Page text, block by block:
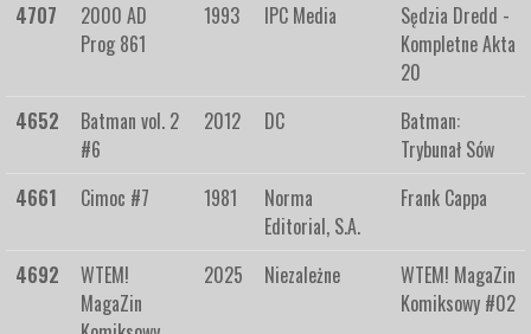
4707
2000 AD
Prog 861
1993 IPC Media
Sędzia Dredd -
Kompletne Akta
20
4652
Batman vol. 2
#6
2012 DC
Batman:
Trybunał Sów
4661
Cimoc #7 1981
Norma
Editorial, S.A.
Frank Cappa
4692
WTEM!
MagaZin
2025 Niezależne
WTEM! MagaZin
Komiksowy #02